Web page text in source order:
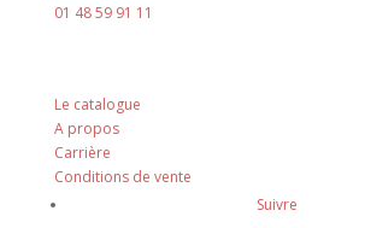
01 48 59 91 11
Le catalogue
A propos
Carrière
Conditions de vente
Suivre